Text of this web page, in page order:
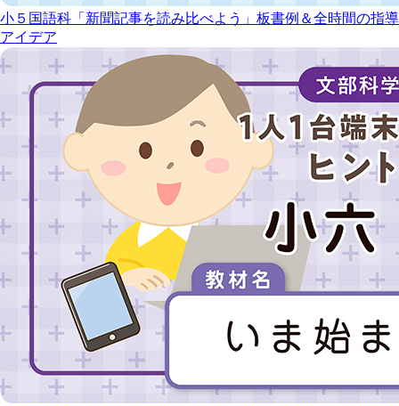
小５国語科「新聞記事を読み比べよう」板書例＆全時間の指導
アイデア